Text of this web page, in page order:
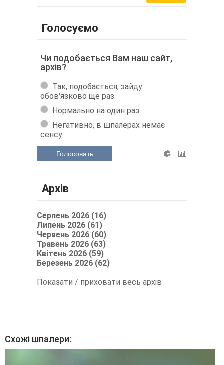
Голосуємо
Чи подобається Вам наш сайт,
архів?
Так, подобається, зайду
обов'язково ще раз.
Нормально на один раз
Негативно, в шпалерах немає
сенсу
Голосовать
Архів
Серпень 2026 (16)
Липень 2026 (61)
Червень 2026 (60)
Травень 2026 (63)
Квітень 2026 (59)
Березень 2026 (62)
Показати / приховати весь архів
Схожі шпалери: